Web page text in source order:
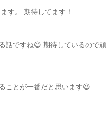
す。 期待してます！
話ですね😄 期待しているので頑
ことが一番だと思います😆